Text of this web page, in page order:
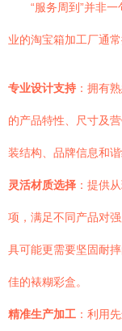
“服务周到”并非
业的淘宝箱加工厂通
专业设计支持 ：拥有
的产品特性、尺寸及
装结构、品牌信息和谐
灵活材质选择 ：提供
项，满足不同产品对
具可能更需要坚固耐
佳的裱糊彩盒。
精准生产加工 ：利用